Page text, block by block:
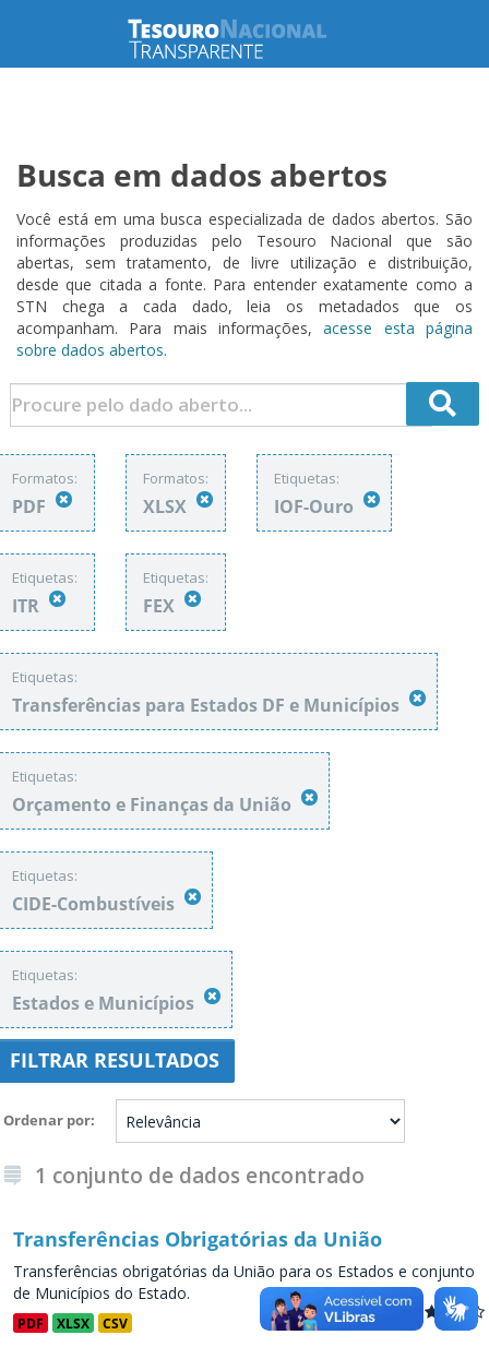
Busca em dados abertos
Você está em uma busca especializada de dados abertos. São
informações produzidas pelo Tesouro Nacional que são
abertas, sem tratamento, de livre utilização e distribuição,
desde que citada a fonte. Para entender exatamente como a
STN chega a cada dado, leia os metadados que os
acompanham. Para mais informações,acesse esta página
sobre dados abertos.
Formatos:
PDF
Formatos:
XLSX
Etiquetas:
IOF-Ouro
Etiquetas:
ITR
Etiquetas:
FEX
Etiquetas:
Transferências para Estados DF e Municípios
Etiquetas:
Orçamento e Finanças da União
Etiquetas:
CIDE-Combustíveis
Etiquetas:
Estados e Municípios
FILTRAR RESULTADOS
Ordenar por
1 conjunto de dados encontrado
Transferências Obrigatórias da União
Transferências obrigatórias da União para os Estados e conjunto
de Municípios do Estado.
PDF XLSX CSV